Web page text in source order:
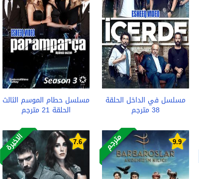
مسلسل في الداخل الحلقة
38 مترجم
مسلسل حطام الموسم الثالث
الحلقة 21 مترجم
9.9 مترجم 7.6 الاخيرة